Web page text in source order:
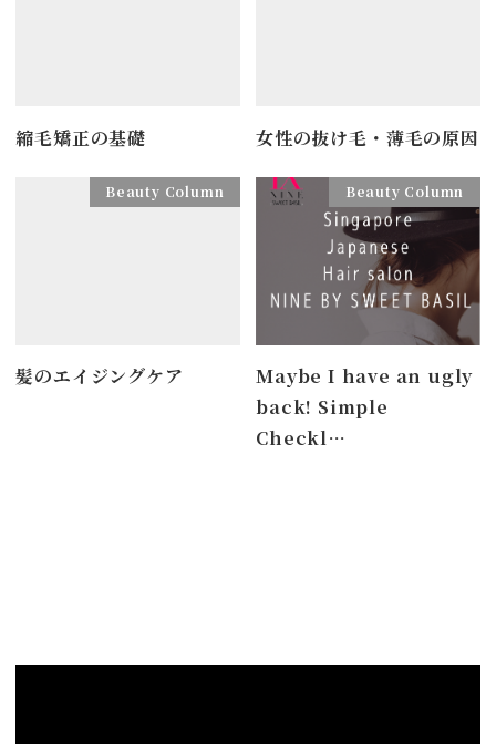
縮毛矯正の基礎 女性の抜け毛・薄毛の原因
Beauty Column
髪のエイジングケア
Beauty Column
Maybe I have an ugly
back! Simple
Checkl…